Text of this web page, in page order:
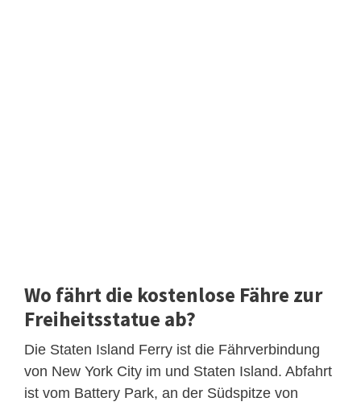
Wo fährt die kostenlose Fähre zur
Freiheitsstatue ab?
Die Staten Island Ferry ist die Fährverbindung
von New York City im und Staten Island. Abfahrt
ist vom Battery Park, an der Südspitze von